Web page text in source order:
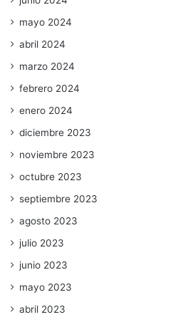
mayo 2024
abril 2024
marzo 2024
febrero 2024
enero 2024
diciembre 2023
noviembre 2023
octubre 2023
septiembre 2023
agosto 2023
julio 2023
junio 2023
mayo 2023
abril 2023